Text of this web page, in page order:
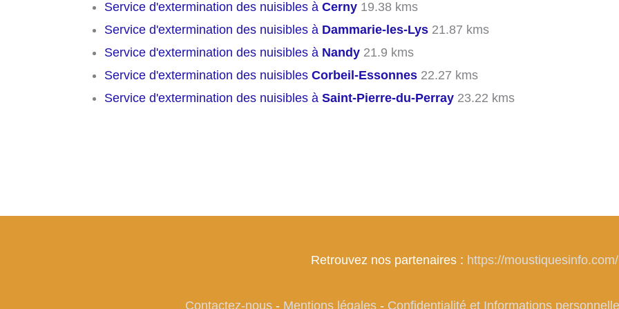
Service d'extermination des nuisibles à Cerny 19.38 kms
Service d'extermination des nuisibles à Dammarie-les-Lys 21.87 kms
Service d'extermination des nuisibles à Nandy 21.9 kms
Service d'extermination des nuisibles Corbeil-Essonnes 22.27 kms
Service d'extermination des nuisibles à Saint-Pierre-du-Perray 23.22 kms
Retrouvez nos partenaires : https://moustiquesinfo.com/
Contactez-nous- Mentions légales- Confidentialité et Informations